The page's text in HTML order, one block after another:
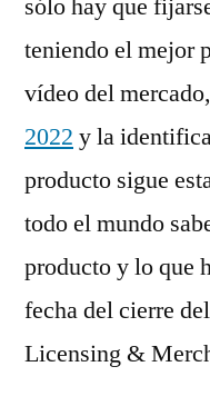
sólo hay que
teniendo el mejor
vídeo del mercado,
2022 y la
producto sigue
todo el mundo
producto y lo que
fecha del cierre
Licensing &